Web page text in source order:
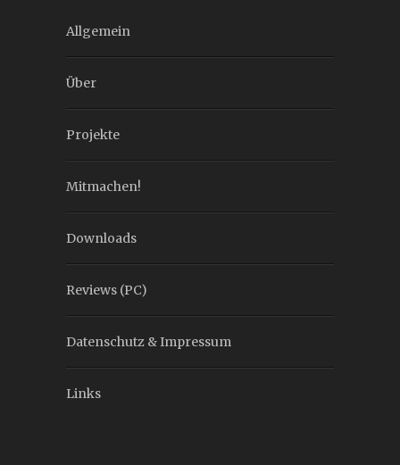
Allgemein
Über
Projekte
Mitmachen!
Downloads
Reviews (PC)
Datenschutz & Impressum
Links